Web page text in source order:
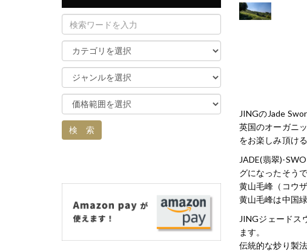
JINGのJade
英国のオーガニ
をお楽しみ頂け
JADE(翡翠)-
グになったそうで
黄山毛峰（コウ
黄山毛峰は中国
JINGジェードス
ます。
伝統的な炒り製